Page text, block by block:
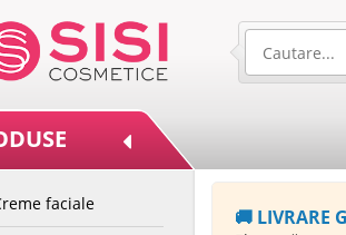
faciale
🚚 LIVRARE